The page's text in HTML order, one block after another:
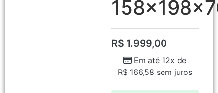
R$ 1.999,00
Em até 12x de
R$166,58 sem juros